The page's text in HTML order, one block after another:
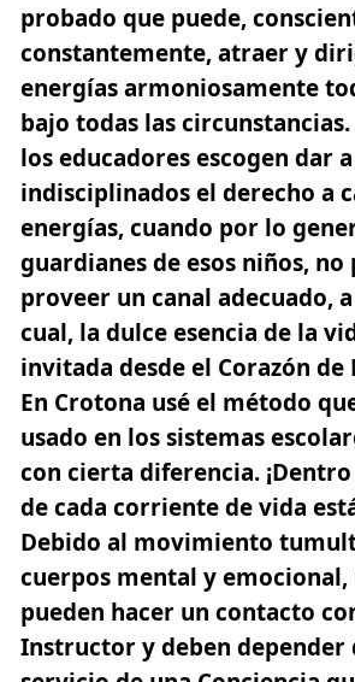
probado que puede,
constantemente, atraer y
energías armoniosamente
bajo todas las circunstancias.
los educadores escogen dar
indisciplinados el derecho a
energías,cuando por lo
guardianes de esos niños, no
proveer un canal adecuado,
cual, la dulce esencia de la
invitada desde el Corazón de
En Crotona usé el método
usado en los sistemas
con cierta diferencia.
de cada corriente de vida
Debido al movimiento
cuerpos mental y emocional,
pueden hacer un contacto
Instructor y deben depender